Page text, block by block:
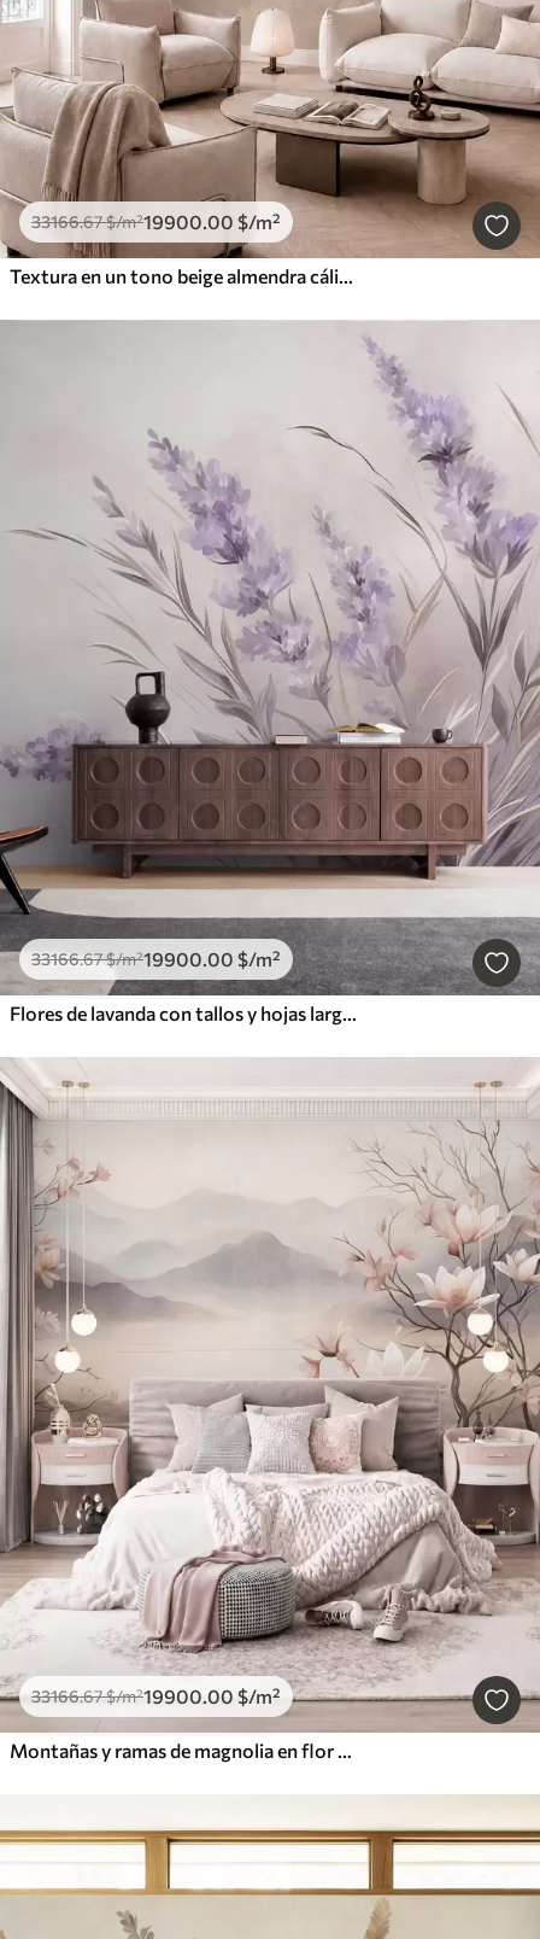
33166.67$/m²19900.00 $/m²
Textura en un tono beige almendra cálido con suaves transiciones tonales naturales
33166.67$/m²19900.00 $/m²
Flores de lavanda con tallos y hojas largos, obra de arte con una textura suave en tonos pastel
33166.67$/m²19900.00 $/m²
Montañas y ramas de magnolia en flor de color rosa, paisaje con textura